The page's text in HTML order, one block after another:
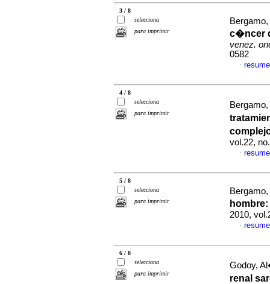
3 / 8
selecciona
para imprimir
c�ncer
venez.
0582
·
4 / 8
selecciona
para imprimir
vol.22,
·
5 / 8
selecciona
para imprimir
hombre:
2010,
·
6 / 8
selecciona
para imprimir
Godoy,
renal